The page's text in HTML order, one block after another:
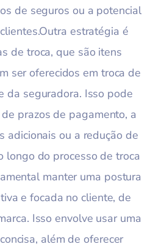
de seguros ou a potencial
estratégia é
de troca, que são itens
ser oferecidos em troca de
da seguradora. Isso pode
prazos de pagamento, a
adicionais ou a redução de
longo do processo de troca
manter uma postura
e focada no cliente, de
Isso envolve usar uma
além de oferecer